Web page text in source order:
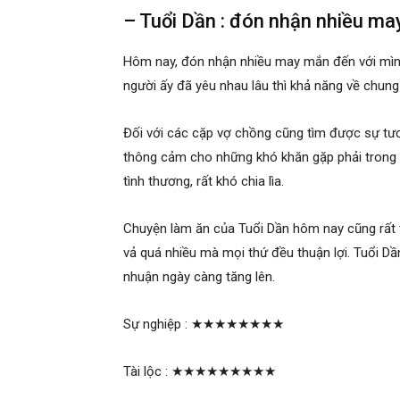
– Tuổi Dần : đón nhận nhiều
Hôm nay, đón nhận nhiều may mắn đến với
người ấy đã yêu nhau lâu thì khả năng về
Đối với các cặp vợ chồng cũng tìm được sự
thông cảm cho những khó khăn gặp phải
tình thương, rất khó chia lìa.
Chuyện làm ăn của Tuổi Dần hôm nay cũng
vả quá nhiều mà mọi thứ đều thuận lợi. Tuổi
nhuận ngày càng tăng lên.
Sự nghiệp : ★★★★★★★★
Tài lộc : ★★★★★★★★★